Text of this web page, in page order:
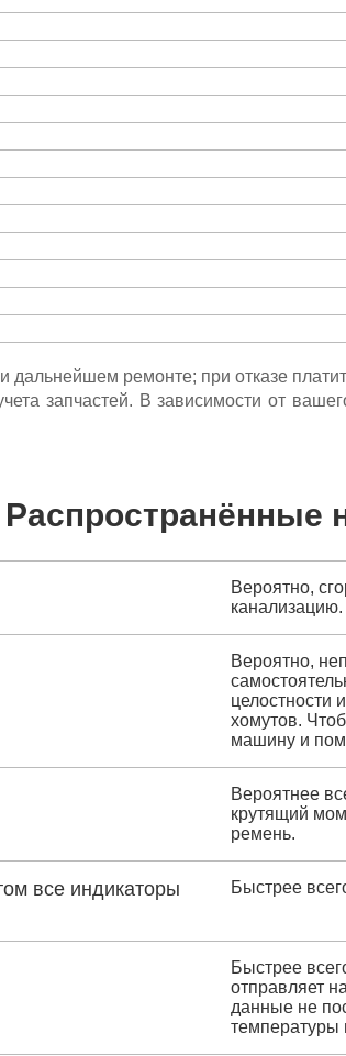
дальнейшем ремонте; при отказе
запчастей. В зависимости от
Распространённые
Вероятно,
Вероятно,
целостности
хомутов.
машину и
Вероятнее
крутящий
ремень.
все индикаторы
Быстрее
Быстрее
отправляет
данные не
температуры